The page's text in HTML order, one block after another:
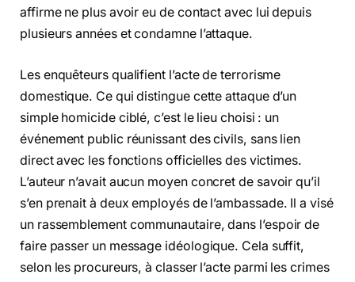
affirme ne plus avoir eu de contact avec lui depuis
plusieurs années et condamne l’attaque.
Les enquêteurs qualifient l’acte de terrorisme
domestique. Ce qui distingue cette attaque d’un
simple homicide ciblé, c’est le lieu choisi : un
événement public réunissant des civils, sans lien
direct avec les fonctions officielles des victimes.
L’auteur n’avait aucun moyen concret de savoir qu’il
s’en prenait à deux employés de l’ambassade. Il a visé
un rassemblement communautaire, dans l’espoir de
faire passer un message idéologique. Cela suffit,
selon les procureurs, à classer l’acte parmi les crimes